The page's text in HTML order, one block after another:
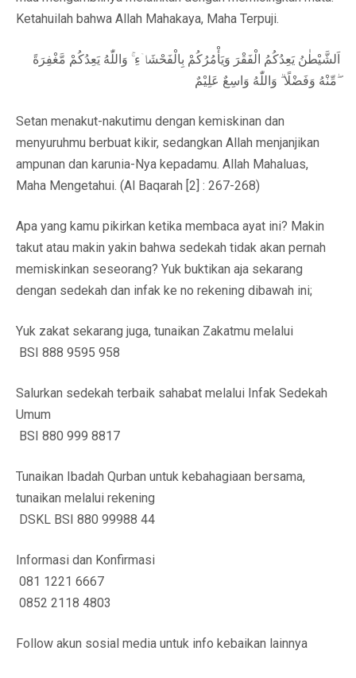
Ketahuilah bahwa Allah Mahakaya, Maha Terpuji.
اَلشَّيْطٰنُ يَعِدُكُمُ الْفَقْرَ وَيَأْمُرُكُمْ بِالْفَحْشَاۤءِ ۚ وَاللّٰهُ يَعِدُكُمْ مَّغْفِرَةً
مِّنْهُ وَفَضْلًا ۗ وَاللّٰهُ وَاسِعٌ عَلِيْمٌ ۖ
Setan menakut-nakutimu dengan kemiskinan dan
menyuruhmu berbuat kikir, sedangkan Allah menjanjikan
ampunan dan karunia-Nya kepadamu. Allah Mahaluas,
Maha Mengetahui. (Al Baqarah [2] : 267-268)
Apa yang kamu pikirkan ketika membaca ayat ini? Makin
takut atau makin yakin bahwa sedekah tidak akan pernah
memiskinkan seseorang? Yuk buktikan aja sekarang
dengan sedekah dan infak ke no rekening dibawah ini;
Yuk zakat sekarang juga, tunaikan Zakatmu melalui
BSI 888 9595 958
Salurkan sedekah terbaik sahabat melalui Infak Sedekah
Umum
BSI 880 999 8817
Tunaikan Ibadah Qurban untuk kebahagiaan bersama,
tunaikan melalui rekening
DSKL BSI 880 99988 44
Informasi dan Konfirmasi
081 1221 6667
0852 2118 4803
Follow akun sosial media untuk info kebaikan lainnya